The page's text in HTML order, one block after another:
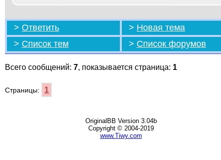
> Ответить > Новая тема
> Список тем > Список форумов
Всего сообщений: 7, показывается страница: 1
Страницы: 1
OriginalBB Version 3.04b
Copyright © 2004-2019
www.Tiwy.com